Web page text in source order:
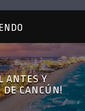
ANTES Y
DE CANCÚN!